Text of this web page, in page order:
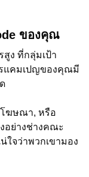
ของคุณ
ง ที่กลุ่มเป้า
แคมเปญของคุณมี
ฆษณา, หรือ
อย่างช่างคณะ
ใจว่าพวกเขามอง